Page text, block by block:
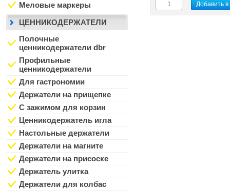
Меловые маркеры
ЦЕННИКОДЕРЖАТЕЛИ
Полочные
ценникодержатели dbr
Профильные
ценникодержатели
Для гастрономии
Держатели на прищепке
С зажимом для корзин
Ценникодержатель игла
Настольные держатели
Держатели на магните
Держатели на присоске
Держатель улитка
Держатели для колбас